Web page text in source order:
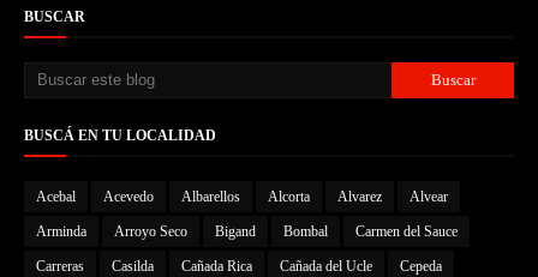
BUSCAR
BUSCÁ EN TU LOCALIDAD
Acebal Acevedo Albarellos Alcorta Alvarez Alvear
Arminda Arroyo Seco Bigand Bombal Carmen del Sauce
Carreras Casilda Cañada Rica Cañada del Ucle Cepeda